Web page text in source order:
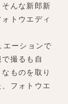
そんな新郎新
トウエディ
エーションで
撮るも自
ものを取り
フォトウエ